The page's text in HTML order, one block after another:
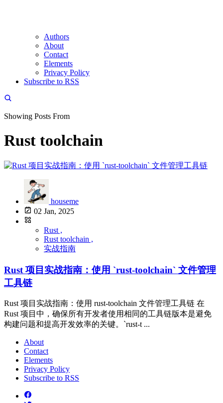
Authors
About
Contact
Elements
Privacy Policy
Subscribe to RSS
Showing Posts From
Rust toolchain
houseme
02 Jan, 2025
Rust ,
Rust toolchain ,
实战指南
Rust 项目实战指南：使用 `rust-toolchain` 文件管理
工具链
Rust 项目实战指南：使用 rust-toolchain 文件管理工具链 在
Rust 项目中，确保所有开发者使用相同的工具链版本是避免
构建问题和提高开发效率的关键。`rust-t ...
About
Contact
Elements
Privacy Policy
Subscribe to RSS